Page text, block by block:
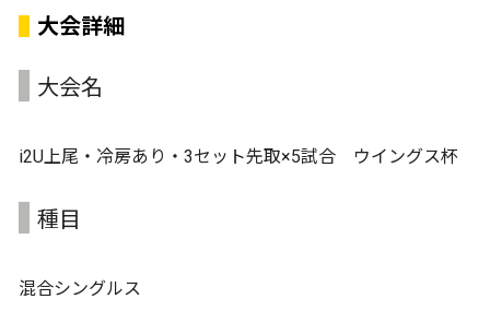
大会詳細
大会名
i2U上尾・冷房あり・3セット先取×5試合 ウイングス杯
種目
混合シングルス